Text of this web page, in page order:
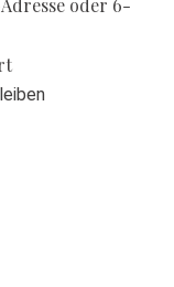
oder 6-